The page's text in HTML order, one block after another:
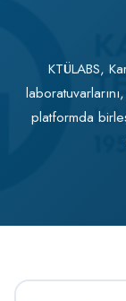
KTÜLABS,
platformda